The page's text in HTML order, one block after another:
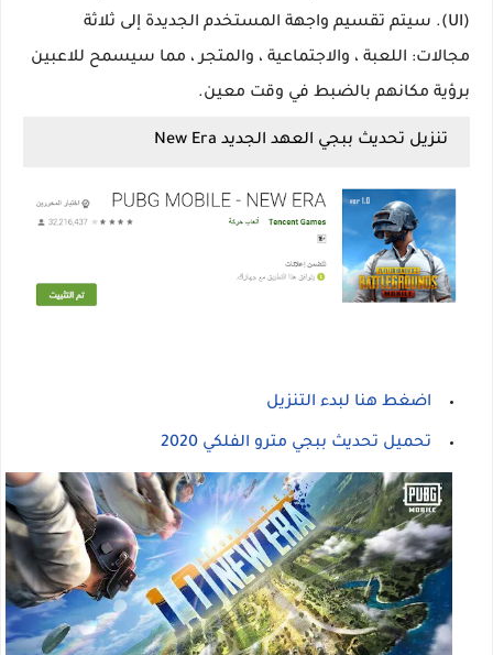
(UI). سيتم تقسيم واجهة المستخدم الجديدة إلى ثلاثة
مجالات: اللعبة ، والاجتماعية ، والمتجر ، مما سيسمح للاعبين
برؤية مكانهم بالضبط في وقت معين.
تنزيل تحديث ببجي العهد الجديد New Era
اضغط هنا لبدء التنزيل
تحميل تحديث ببجي مترو الفلكي 2020